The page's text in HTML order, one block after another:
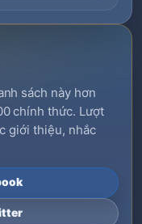
sách này hơn
chính thức. Lượt
giới thiệu, nhắc